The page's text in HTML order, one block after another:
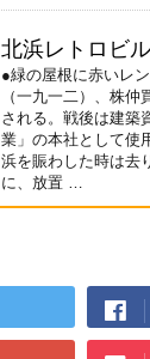
北浜レトロビ
●緑の屋根に赤いレ
（一九一二）、株
される。戦後は建築
業」の本社として
浜を賑わした時は去
に、放置 …